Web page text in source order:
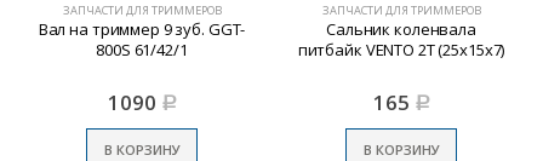
ЗАПЧАСТИ ДЛЯ ТРИММЕРОВ
Вал на триммер 9 зуб. GGT-
800S 61/42/1
1090 Р
В КОРЗИНУ
ЗАПЧАСТИ ДЛЯ ТРИММЕРОВ
Сальник коленвала
питбайк VENTO 2Т (25х15х7)
165 Р
В КОРЗИНУ